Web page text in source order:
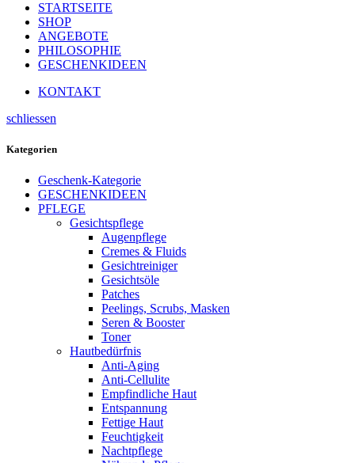
STARTSEITE
SHOP
ANGEBOTE
PHILOSOPHIE
GESCHENKIDEEN
KONTAKT
schliessen
Kategorien
Geschenk-Kategorie
GESCHENKIDEEN
PFLEGE
Gesichtspflege
Augenpflege
Cremes & Fluids
Gesichtreiniger
Gesichtsöle
Patches
Peelings, Scrubs, Masken
Seren & Booster
Toner
Hautbedürfnis
Anti-Aging
Anti-Cellulite
Empfindliche Haut
Entspannung
Fettige Haut
Feuchtigkeit
Nachtpflege